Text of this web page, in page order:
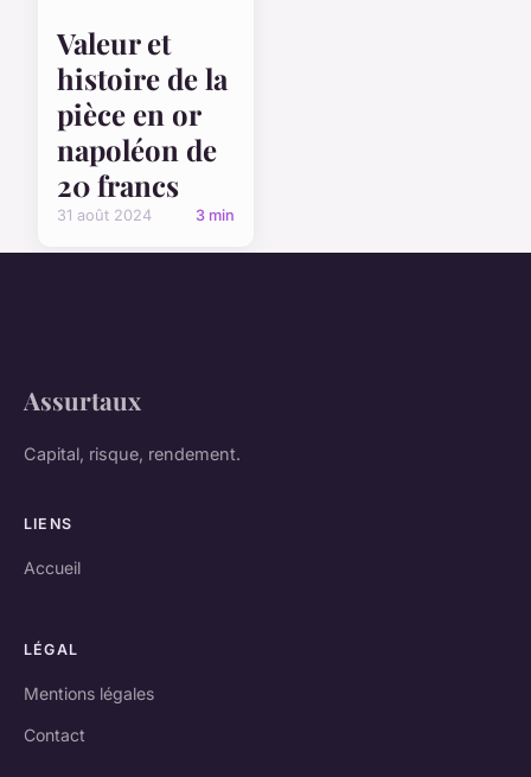
Valeur et
histoire de la
pièce en or
napoléon de
20 francs
31 août 2024 3 min
Assurtaux
Capital, risque, rendement.
LIENS
Accueil
LÉGAL
Mentions légales
Contact